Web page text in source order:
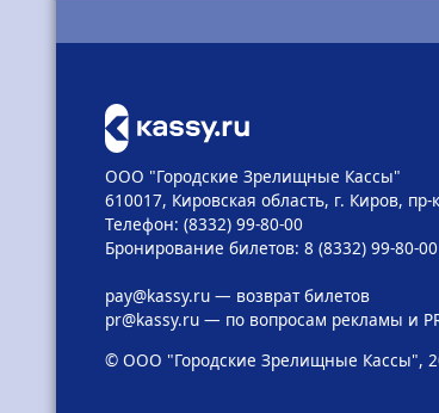
ООО "Городские Зрелищные Кассы"
610017, Кировская область, г. Киров,
Телефон: (8332) 99-80-00
Бронирование билетов: 8 (8332) 99-80-00
pay@kassy.ru— возврат билетов
pr@kassy.ru— по вопросам рекламы и
© ООО "Городские Зрелищные Кассы",